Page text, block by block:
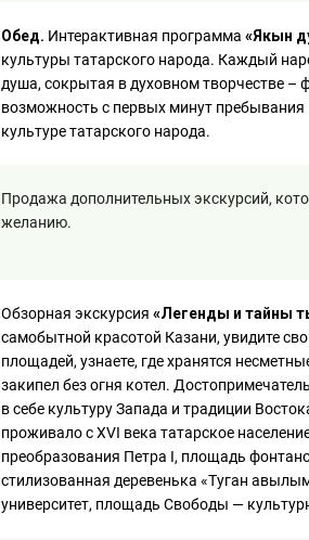
Обед. Интерактивная программа «Якын
культуры татарского народа. Каждый
душа, сокрытая в духовном творчестве –
возможность с первых минут пребывания
культуре татарского народа.
Продажа дополнительных экскурсий,
желанию.
Обзорная экскурсия «Легенды и тайны
самобытной красотой Казани, увидите
площадей, узнаете, где хранятся
закипел без огня котел.
в себе культуру Запада и традиции
проживало с XVI века татарское
преобразования Петра I, площадь
стилизованная деревенька «Туган
университет, площадь Свободы —